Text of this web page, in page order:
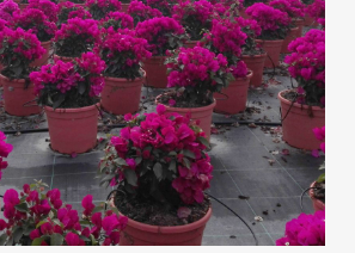
Bougainvilliers
couleur dans votre vie, les stars des